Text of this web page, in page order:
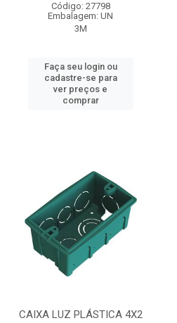
Código: 27798
Embalagem: UN
3M
Faça seu login ou
cadastre-se para
ver preços e
comprar
CAIXA LUZ PLÁSTICA 4X2